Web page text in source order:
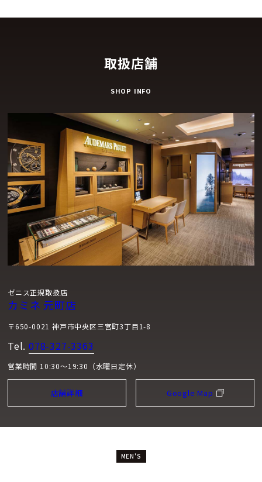
このパイロット オートマティックには、高振動の自社製エル・
ターは、パイロットに地球の水平線に対する方位を知らせる典
付属のストラップも、パイロット オートマティックの2つのバ
ージョンそれぞれが持つ特性と完璧にマッチしています。ブラ
ックセラミック製バージョンには、パイロットのために新たに
開発されたフォールディングバックルを備えたブラックのさり
げないコーデュラ・エフェクト ラバーストラップと、より実用
的なカーキカラーのコーデュラ・エフェクト ラバーストラップ
が付属しています。スチール製のモデルには、同じブラックの
コーデュラ・エフェクト ラバーストラップが付属しています
が、セカンドストラップはブラウンのカーフスキン製。フライ
トジャケットやグローブ、ハットなど、ヴィンテージ パイロッ
トによく見られる道具を連想させます。ストラップの交換は、
よって簡単に行うことができ、ストラップを固定しているバネ
棒から工具を使わずに簡単に取り外すことができます。
取扱店舗
SHOP INFO
ゼニス正規取扱店
カミネ 元町店
〒650-0021 神戸市中央区三宮町3丁目1-8
Tel. 078-327-3363
営業時間 10:30～19:30（水曜日定休）
店舗詳細 Google Map
MEN'S